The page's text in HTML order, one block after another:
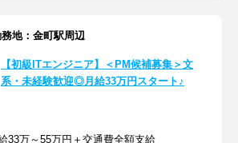
地：金町駅周辺
【初級ITエンジニア】＜PM候補募集＞文
系・未経験歓迎◎月給33万円スタート♪
33万～55万円＋交通費全額支給